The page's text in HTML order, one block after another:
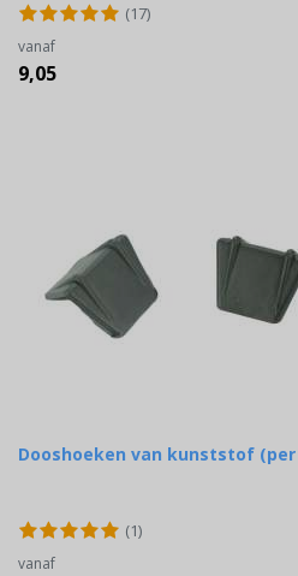
(17)
vanaf
9,05
Dooshoeken van kunststof (per
(1)
vanaf